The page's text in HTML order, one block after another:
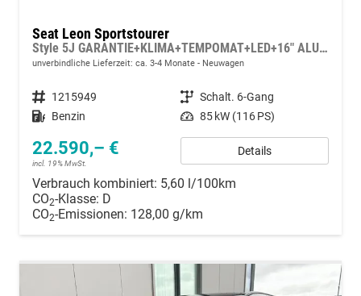
Seat Leon Sportstourer
Style 5J GARANTIE+KLIMA+TEMPOMAT+LED+16" ALU+PDC
unverbindliche Lieferzeit: ca. 3-4 Monate Neuwagen
Fahrzeugnummer 1215949 Getriebe Schalt. 6-Gang
Kraftstoff Benzin Leistung 85 kW (116 PS)
22.590,– €
incl. 19% MwSt.
Details
Verbrauch kombiniert: 5,60 l/100km
CO2-Klasse: D
CO2-Emissionen: 128,00 g/km